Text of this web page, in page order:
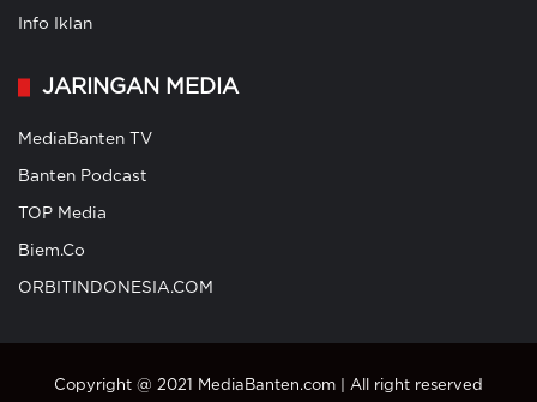
Info Iklan
JARINGAN MEDIA
MediaBanten TV
Banten Podcast
TOP Media
Biem.Co
ORBITINDONESIA.COM
Copyright @ 2021 MediaBanten.com | All right reserved